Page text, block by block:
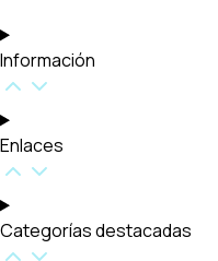
Información
Enlaces
Categorías destacadas​